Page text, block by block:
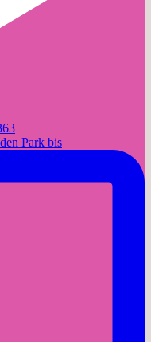
Park bis